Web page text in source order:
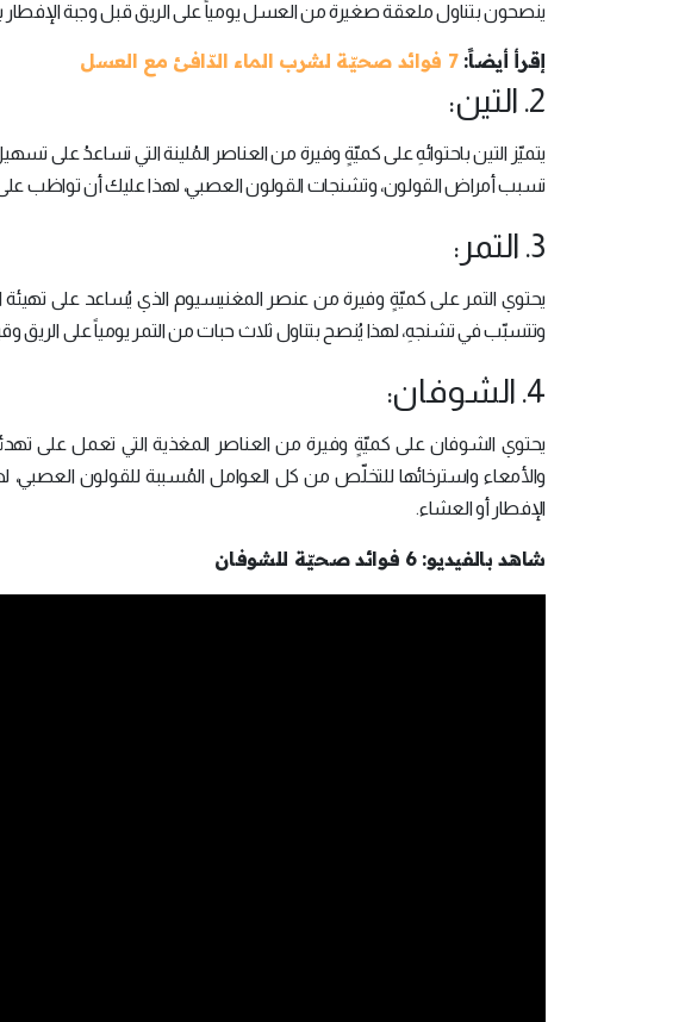
ينصحون بتناول ملعقة صغيرة من العسل يومياً على الريق قبل وجبة الإفطار
إقرأ أيضاً:7 فوائد صحيّة لشرب الماء الدّافئ مع العسل
2. التين:
يتميّز التين باحتوائهِ على كميّةٍ وفيرة من العناصر المُلينة التي تساعدُ على
تسبب أمراض القولون، وتشنجات القولون العصبي، لهذا عليك أن تواظب على
3. التمر:
يحتوي التمر على كميّةٍ وفيرة من عنصر المغنيسيوم الذي يُساعد على تهيئة
وتتسبّب في تشنجهِ، لهذا يُنصح بتناول ثلاث حبات من التمر يومياً على الريق
4. الشوفان:
يحتوي الشوفان على كميّةٍ وفيرة من العناصر المغذية التي تعمل على
والأمعاء واسترخائها للتخلّص من كل العوامل المُسببة للقولون
الإفطار أو العشاء.
شاهد بالفيديو: 6 فوائد صحيّة للشوفان